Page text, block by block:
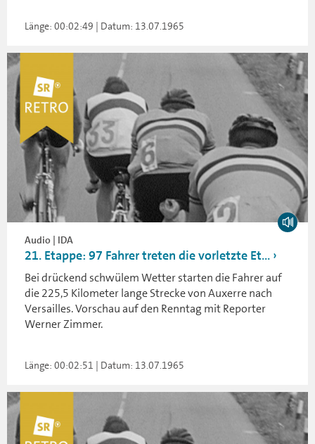
Länge: 00:02:49 | Datum: 13.07.1965
Audio | IDA
21. Etappe: 97 Fahrer treten die vorletzte Et...
Bei drückend schwülem Wetter starten die Fahrer auf
die 225,5 Kilometer lange Strecke von Auxerre nach
Versailles. Vorschau auf den Renntag mit Reporter
Werner Zimmer.
Länge: 00:02:51 | Datum: 13.07.1965